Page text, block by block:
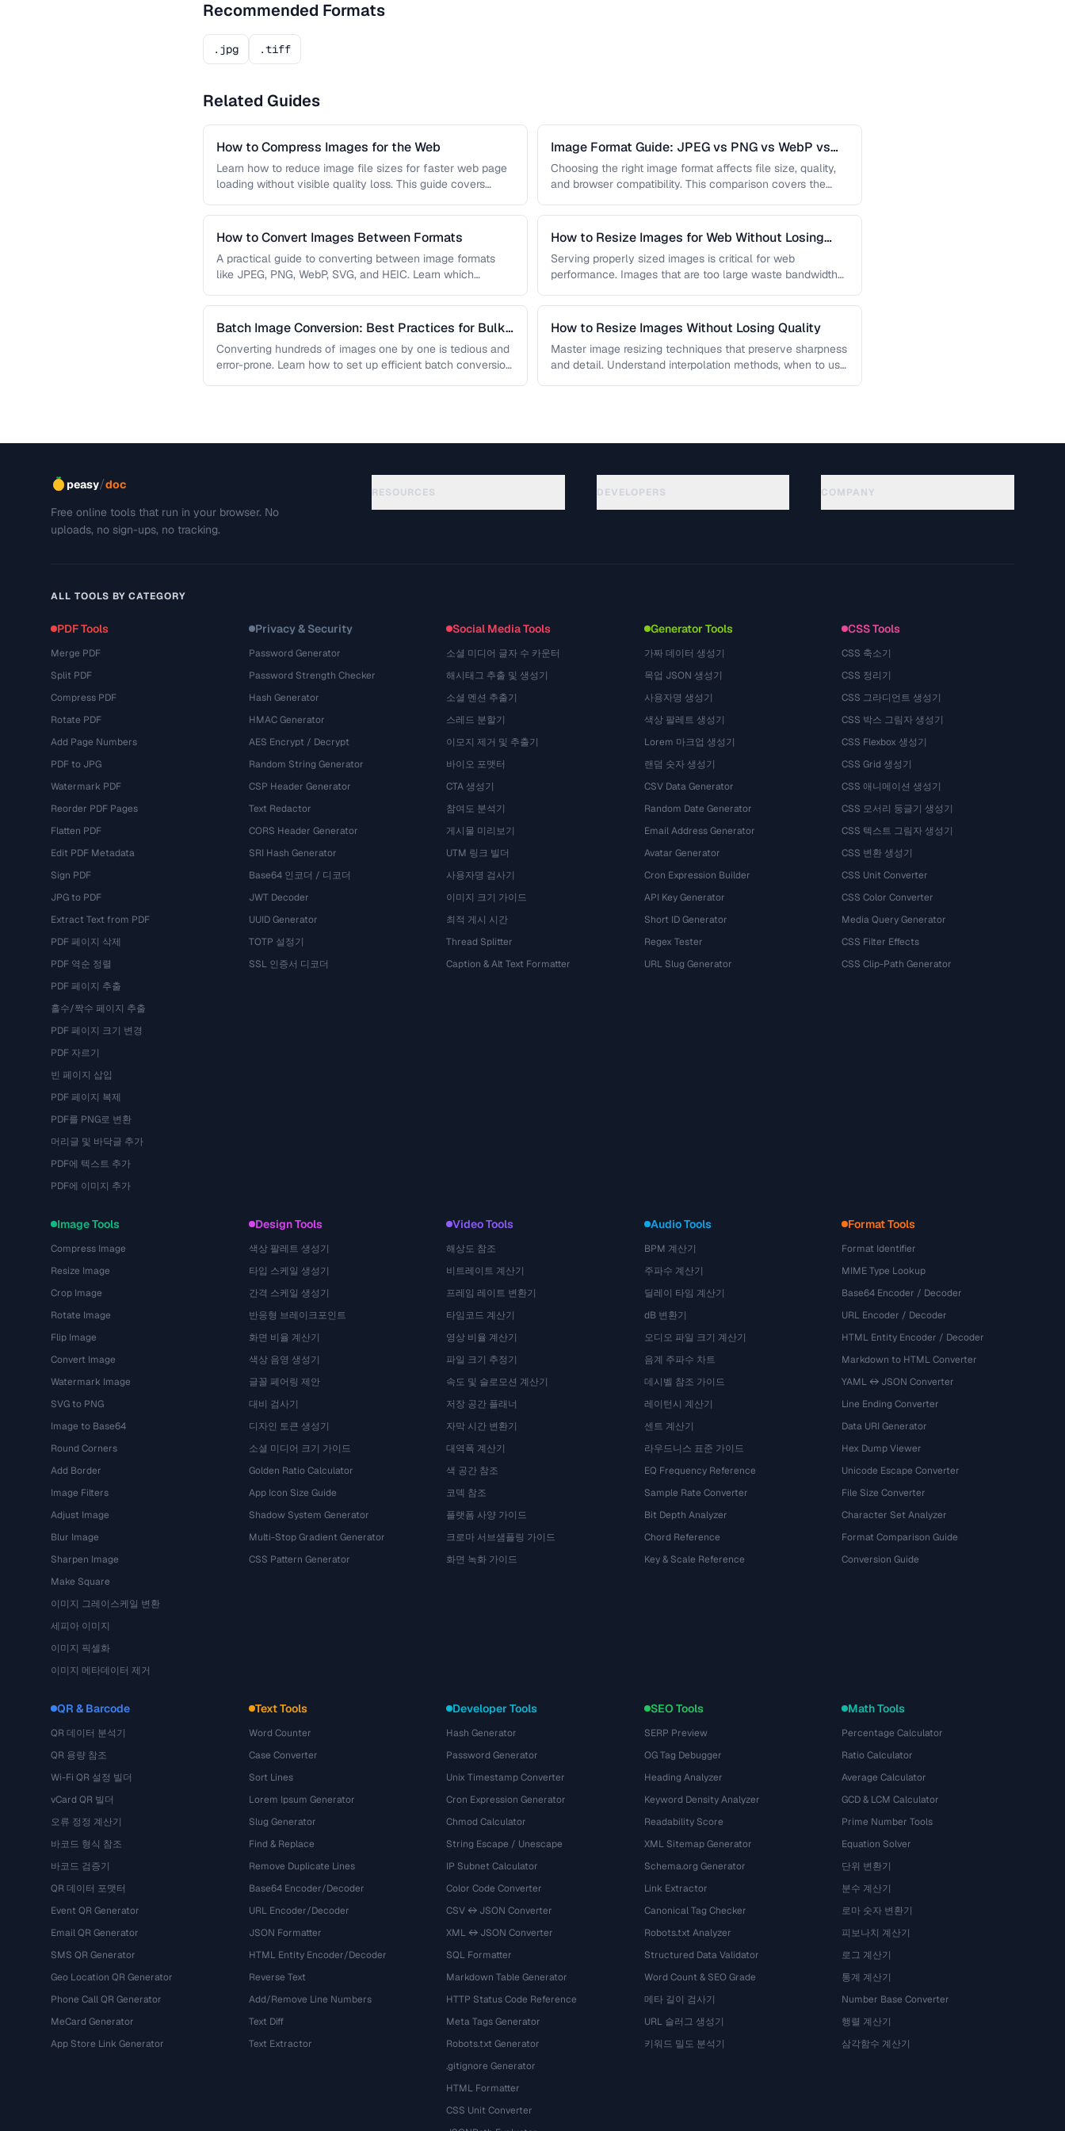
Recommended Formats
.jpg .tiff
Related Guides
How to Compress Images for the Web
Learn how to reduce image file sizes for faster web page
loading without visible quality loss. This guide covers
Image Format Guide: JPEG vs PNG vs WebP vs
AVIF
Choosing the right image format affects file size, quality,
and browser compatibility. This comparison covers the
How to Convert Images Between Formats
A practical guide to converting between image formats
like JPEG, PNG, WebP, SVG, and HEIC. Learn which
How to Resize Images for Web Without Losing
Quality
Serving properly sized images is critical for web
performance. Images that are too large waste bandwidth
Batch Image Conversion: Best Practices for Bulk
Processing
Converting hundreds of images one by one is tedious and
error-prone. Learn how to set up efficient batch conversion
How to Resize Images Without Losing Quality
Master image resizing techniques that preserve sharpness
and detail. Understand interpolation methods, when to use
peasy/doc
Free online tools that run in your browser. No
uploads, no sign-ups, no tracking.
RESOURCES DEVELOPERS COMPANY
ALL TOOLS BY CATEGORY
PDF Tools
Merge PDF
Split PDF
Compress PDF
Rotate PDF
Add Page Numbers
PDF to JPG
Watermark PDF
Reorder PDF Pages
Flatten PDF
Edit PDF Metadata
Sign PDF
JPG to PDF
Extract Text from PDF
PDF 페이지 삭제
PDF 역순 정렬
PDF 페이지 추출
홀수/짝수 페이지 추출
PDF 페이지 크기 변경
PDF 자르기
빈 페이지 삽입
PDF 페이지 복제
PDF를 PNG로 변환
머리글 및 바닥글 추가
PDF에 텍스트 추가
PDF에 이미지 추가
Privacy & Security
Password Generator
Password Strength Checker
Hash Generator
HMAC Generator
AES Encrypt / Decrypt
Random String Generator
CSP Header Generator
Text Redactor
CORS Header Generator
SRI Hash Generator
Base64 인코더 / 디코더
JWT Decoder
UUID Generator
TOTP 설정기
SSL 인증서 디코더
Social Media Tools
소셜 미디어 글자 수 카운터
해시태그 추출 및 생성기
소셜 멘션 추출기
스레드 분할기
이모지 제거 및 추출기
바이오 포맷터
CTA 생성기
참여도 분석기
게시물 미리보기
UTM 링크 빌더
사용자명 검사기
이미지 크기 가이드
최적 게시 시간
Thread Splitter
Caption & Alt Text Formatter
Generator Tools
가짜 데이터 생성기
목업 JSON 생성기
사용자명 생성기
색상 팔레트 생성기
Lorem 마크업 생성기
랜덤 숫자 생성기
CSV Data Generator
Random Date Generator
Email Address Generator
Avatar Generator
Cron Expression Builder
API Key Generator
Short ID Generator
Regex Tester
URL Slug Generator
CSS Tools
CSS 축소기
CSS 정리기
CSS 그라디언트 생성기
CSS 박스 그림자 생성기
CSS Flexbox 생성기
CSS Grid 생성기
CSS 애니메이션 생성기
CSS 모서리 둥글기 생성기
CSS 텍스트 그림자 생성기
CSS 변환 생성기
CSS Unit Converter
CSS Color Converter
Media Query Generator
CSS Filter Effects
CSS Clip-Path Generator
Image Tools
Compress Image
Resize Image
Crop Image
Rotate Image
Flip Image
Convert Image
Watermark Image
SVG to PNG
Image to Base64
Round Corners
Add Border
Image Filters
Adjust Image
Blur Image
Sharpen Image
Make Square
이미지 그레이스케일 변환
세피아 이미지
이미지 픽셀화
이미지 메타데이터 제거
Design Tools
색상 팔레트 생성기
타입 스케일 생성기
간격 스케일 생성기
반응형 브레이크포인트
화면 비율 계산기
색상 음영 생성기
글꼴 페어링 제안
대비 검사기
디자인 토큰 생성기
소셜 미디어 크기 가이드
Golden Ratio Calculator
App Icon Size Guide
Shadow System Generator
Multi-Stop Gradient Generator
CSS Pattern Generator
Video Tools
해상도 참조
비트레이트 계산기
프레임 레이트 변환기
타임코드 계산기
영상 비율 계산기
파일 크기 추정기
속도 및 슬로모션 계산기
저장 공간 플래너
자막 시간 변환기
대역폭 계산기
색 공간 참조
코덱 참조
플랫폼 사양 가이드
크로마 서브샘플링 가이드
화면 녹화 가이드
Audio Tools
BPM 계산기
주파수 계산기
딜레이 타임 계산기
dB 변환기
오디오 파일 크기 계산기
음계 주파수 차트
데시벨 참조 가이드
레이턴시 계산기
센트 계산기
라우드니스 표준 가이드
EQ Frequency Reference
Sample Rate Converter
Bit Depth Analyzer
Chord Reference
Key & Scale Reference
Format Tools
Format Identifier
MIME Type Lookup
Base64 Encoder / Decoder
URL Encoder / Decoder
HTML Entity Encoder / Decoder
Markdown to HTML Converter
YAML ↔ JSON Converter
Line Ending Converter
Data URI Generator
Hex Dump Viewer
Unicode Escape Converter
File Size Converter
Character Set Analyzer
Format Comparison Guide
Conversion Guide
QR & Barcode
QR 데이터 분석기
QR 용량 참조
Wi-Fi QR 설정 빌더
vCard QR 빌더
오류 정정 계산기
바코드 형식 참조
바코드 검증기
QR 데이터 포맷터
Event QR Generator
Email QR Generator
SMS QR Generator
Geo Location QR Generator
Phone Call QR Generator
MeCard Generator
App Store Link Generator
Text Tools
Word Counter
Case Converter
Sort Lines
Lorem Ipsum Generator
Slug Generator
Find & Replace
Remove Duplicate Lines
Base64 Encoder/Decoder
URL Encoder/Decoder
JSON Formatter
HTML Entity Encoder/Decoder
Reverse Text
Add/Remove Line Numbers
Text Diff
Text Extractor
Developer Tools
Hash Generator
Password Generator
Unix Timestamp Converter
Cron Expression Generator
Chmod Calculator
String Escape / Unescape
IP Subnet Calculator
Color Code Converter
CSV ↔ JSON Converter
XML ↔ JSON Converter
SQL Formatter
Markdown Table Generator
HTTP Status Code Reference
Meta Tags Generator
Robots.txt Generator
.gitignore Generator
HTML Formatter
CSS Unit Converter
SEO Tools
SERP Preview
OG Tag Debugger
Heading Analyzer
Keyword Density Analyzer
Readability Score
XML Sitemap Generator
Schema.org Generator
Link Extractor
Canonical Tag Checker
Robots.txt Analyzer
Structured Data Validator
Word Count & SEO Grade
메타 길이 검사기
URL 슬러그 생성기
키워드 밀도 분석기
Math Tools
Percentage Calculator
Ratio Calculator
Average Calculator
GCD & LCM Calculator
Prime Number Tools
Equation Solver
단위 변환기
분수 계산기
로마 숫자 변환기
피보나치 계산기
로그 계산기
통계 계산기
Number Base Converter
행렬 계산기
삼각함수 계산기